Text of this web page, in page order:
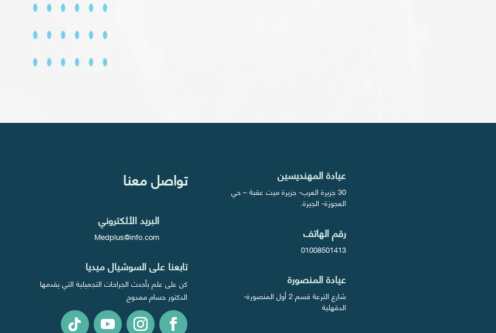
تواصل معنا
البريد الألكتروني
Medplus@info.com
تابعنا على السوشيال ميديا
كن على علم بأحدث الجراحات التجميلية التي يقدمها
الدكتور حسام ممدوح
عيادة المهنديسين
30 جزيرة العرب- جزيرة ميت عقبة – حي
العجوزة- الجيزة.
رقم الهاتف
01008501413
عيادة المنصورة
شارع الترعة قسم 2 أول المنصورة-
الدقهلية